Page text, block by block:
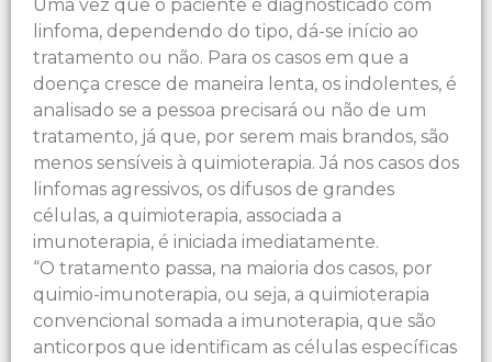
Uma vez que o paciente é diagnosticado com
linfoma, dependendo do tipo, dá-se início ao
tratamento ou não. Para os casos em que a
doença cresce de maneira lenta, os indolentes, é
analisado se a pessoa precisará ou não de um
tratamento, já que, por serem mais brandos, são
menos sensíveis à quimioterapia. Já nos casos dos
linfomas agressivos, os difusos de grandes
células, a quimioterapia, associada a
imunoterapia, é iniciada imediatamente.
“O tratamento passa, na maioria dos casos, por
quimio-imunoterapia, ou seja, a quimioterapia
convencional somada a imunoterapia, que são
anticorpos que identificam as células específicas